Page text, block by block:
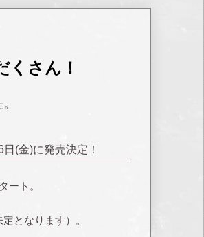
くさん！
(金)に発売決定！
ート。
となります）。